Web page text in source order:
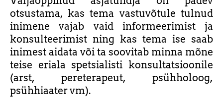
otsustama, kas tema vastuvõtule tulnud
inimene vajab vaid informeerimist ja
konsulteerimist ning kas tema ise saab
inimest aidata või ta soovitab minna mõne
teise eriala spetsialisti konsultatsioonile
(arst, pereterapeut, psühholoog,
psühhiaater vm).